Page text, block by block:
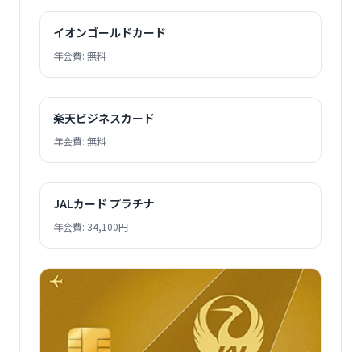
イオンゴールドカード
年会費: 無料
楽天ビジネスカード
年会費: 無料
JALカード プラチナ
年会費: 34,100円